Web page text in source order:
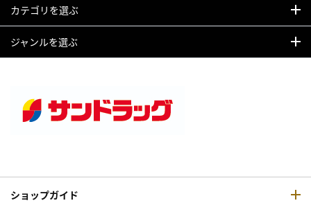
カテゴリを選ぶ
ジャンルを選ぶ
ショップガイド